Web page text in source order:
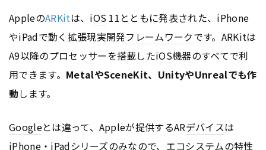
AppleのARKitは、iOS 11とともに発表された、iPhone
やiPadで動く拡張現実開発フレームワークです。ARKitは
A9以降のプロセッサーを搭載したiOS機器のすべてで利
用できます。 MetalやSceneKit、UnityやUnrealでも作
動します。
Googleとは違って、Appleが提供するARデバイスは
iPhone・iPadシリーズのみなので、エコシステムの特性